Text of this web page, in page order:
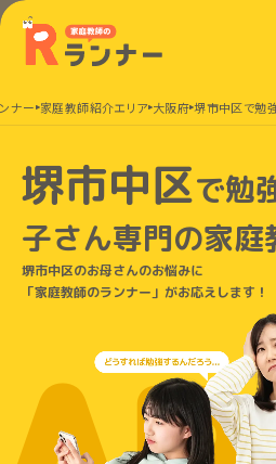
ナー 家庭教師紹介エリア 大阪府 堺市中区で勉
堺市中区で勉
子さん専門の家庭
堺市中区のお母さんのお悩みに
「家庭教師のランナー」がお応えします！